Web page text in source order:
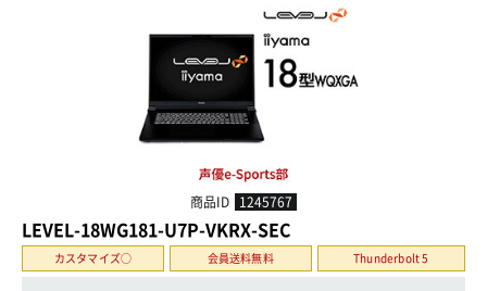
商品ID 1245767
LEVEL-18WG181-U7P-VKRX-SEC
カスタマイズ○ 会員送料無料 Thunderbolt 5